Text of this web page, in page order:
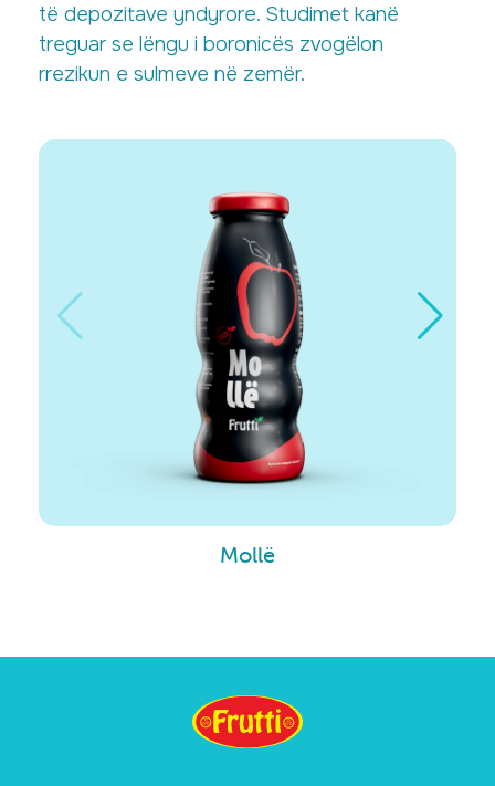
të depozitave yndyrore. Studimet kanë
treguar se lëngu i boronicës zvogëlon
rrezikun e sulmeve në zemër.
Mollë